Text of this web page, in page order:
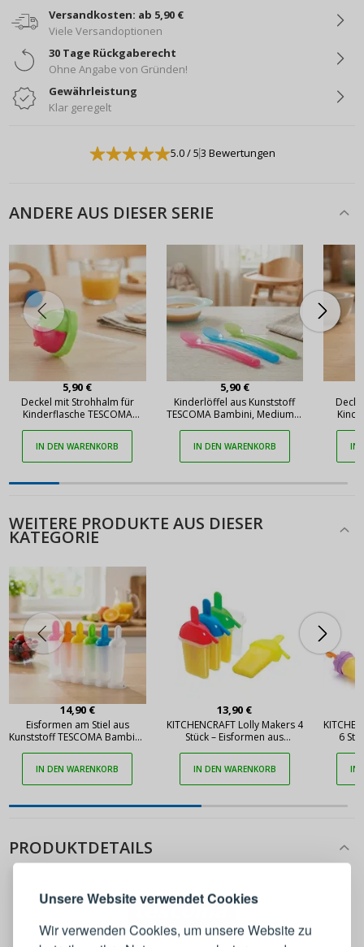
Unsere Website verwendet Cookies
Wir verwenden Cookies, um unsere Website zu
Versandkosten: ab 5,90 €
Viele Versandoptionen
30 Tage Rückgaberecht
Ohne Angabe von Gründen!
Gewährleistung
Klar geregelt
5.0/ 53 Bewertungen
ANDERE AUS DIESER SERIE
5,90 €
Deckel mit Strohhalm für
Kinderflasche TESCOMA
IN DEN WARENKORB
5,90 €
Kinderlöffel aus Kunststoff
TESCOMA Bambini, Medium 3
IN DEN WARENKORB IN
WEITERE PRODUKTE AUS DIESER
KATEGORIE
14,90 €
Eisformen am Stiel aus
Kunststoff TESCOMA Bambini,
IN DEN WARENKORB
13,90 €
KITCHENCRAFT Lolly Makers 4
Stück – Eisformen aus
IN DEN WARENKORB
6
IN
PRODUKTDETAILS
Melden Sie sich bei Ihrem